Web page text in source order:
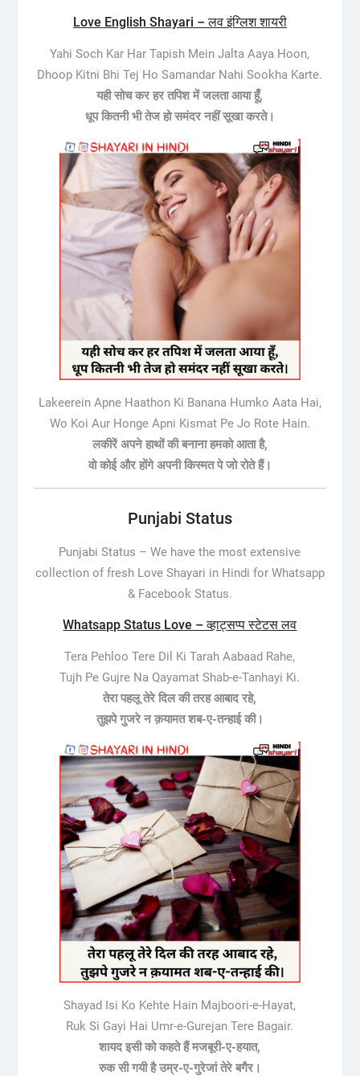
Love English Shayari – लव इंग्लिश शायरी
Yahi Soch Kar Har Tapish Mein Jalta Aaya Hoon,
Dhoop Kitni Bhi Tej Ho Samandar Nahi Sookha Karte.
यही सोच कर हर तपिश में जलता आया हूँ,
धूप कितनी भी तेज हो समंदर नहीं सूखा करते।
Lakeerein Apne Haathon Ki Banana Humko Aata Hai,
Wo Koi Aur Honge Apni Kismat Pe Jo Rote Hain.
लकीरें अपने हाथों की बनाना हमको आता है,
वो कोई और होंगे अपनी किस्मत पे जो रोते हैं।
Punjabi Status
Punjabi Status –We have the most extensive
collection of fresh Love Shayari in Hindi for Whatsapp
& Facebook Status.
Whatsapp Status Love – व्हाट्सप्प स्टेटस लव
Tera Pehloo Tere Dil Ki Tarah Aabaad Rahe,
Tujh Pe Gujre Na Qayamat Shab-e-Tanhayi Ki.
तेरा पहलू तेरे दिल की तरह आबाद रहे,
तुझपे गुजरे न क़यामत शब-ए-तन्हाई की।
Shayad Isi Ko Kehte Hain Majboori-e-Hayat,
Ruk Si Gayi Hai Umr-e-Gurejan Tere Bagair.
शायद इसी को कहते हैं मजबूरी-ए-हयात,
रुक सी गयी है उम्र-ए-गुरेजां तेरे बगैर।